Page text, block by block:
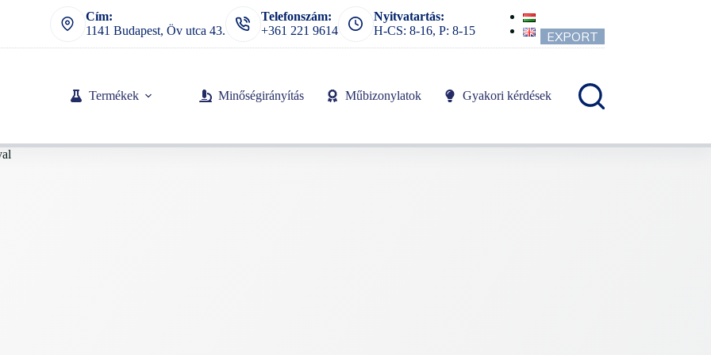
Cím:
1141 Budapest, Öv utca 43.
Telefonszám:
+361 221 9614
Nyitvatartás:
H-CS: 8-16, P: 8-15
EXPORT
Termékek Minőségirányítás Műbizonylatok Gyakori kérdések